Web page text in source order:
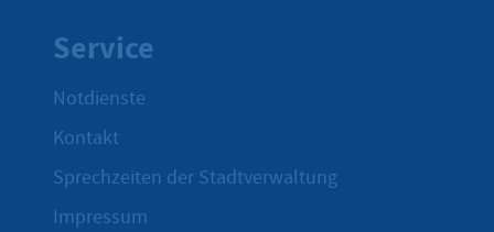
Service
Notdienste
Kontakt
Sprechzeiten der Stadtverwaltung
Impressum